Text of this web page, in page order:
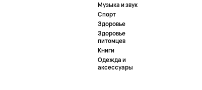
Музыка и звук
Спорт
Здоровье
Здоровье
питомцев
Книги
Одежда и
аксессуары